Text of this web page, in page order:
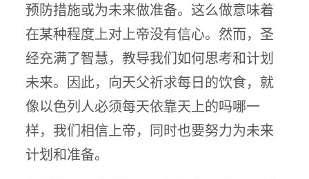
预防措施或为未来做准备。这么做意味着
在某种程度上对上帝没有信心。然而，圣
经充满了智慧，教导我们如何思考和计划
未来。因此，向天父祈求每日的饮食，就
像以色列人必须每天依靠天上的吗哪一
样，我们相信上帝，同时也要努力为未来
计划和准备。